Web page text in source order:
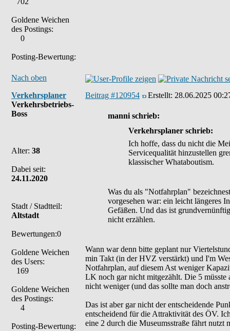
Goldene Weichen
des Postings:
0
Posting-Bewertung:
Nach oben
Verkehrsplaner
Verkehrsbetriebs-
Boss
Alter: 38
Dabei seit:
24.11.2020
Stadt / Stadtteil:
Altstadt
Bewertungen:0
Goldene Weichen
des Users:
169
Goldene Weichen
des Postings:
4
Posting-Bewertung:
Beitrag #120954 Erstellt: 28.06.2025
manni schrieb:
Verkehrsplaner schrieb:
Ich hoffe, dass du nicht die
Servicequalität hinzustellen
klassischer Whataboutism.
Was du als "Notfahrplan"
vorgesehen war: ein leicht längeres
Gefäßen. Und das ist
nicht erzählen.
Wann war denn bitte geplant nur
min Takt (in der HVZ verstärkt) und I'm
Notfahrplan, auf diesem Ast weniger
LK noch gar nicht mitgezählt. Die 5
nicht weniger (und das sollte man doch
Das ist aber gar nicht der entscheidende
entscheidend für die Attraktivität des ÖV.
eine 2 durch die Museumsstraße fährt nutzt